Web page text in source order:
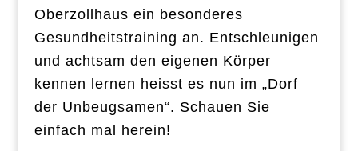
Oberzollhaus ein besonderes
Gesundheitstraining an. Entschleunigen
und achtsam den eigenen Körper
kennen lernen heisst es nun im „Dorf
der Unbeugsamen“. Schauen Sie
einfach mal herein!